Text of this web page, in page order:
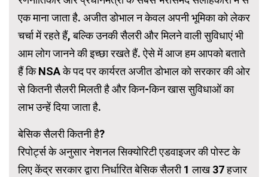
एक माना जाता है. अजीत डोभाल न केवल अपनी भूमिका को लेकर
चर्चा में रहते हैं, बल्कि उनकी सैलरी और मिलने वाली सुविधाएं भी
आम लोग जानने की इच्छा रखते हैं. ऐसे में आज हम आपको बताते
हैं कि NSA के पद पर कार्यरत अजीत डोभाल को सरकार की ओर
से कितनी सैलरी मिलती है और किन-किन खास सुविधाओं का
लाभ उन्हें दिया जाता है.
बेसिक सैलरी कितनी है?
रिपोर्ट्स के अनुसार नेशनल सिक्योरिटी एडवाइजर की पोस्ट के
लिए केंद्र सरकार द्वारा निर्धारित बेसिक सैलरी 1 लाख 37 हजार